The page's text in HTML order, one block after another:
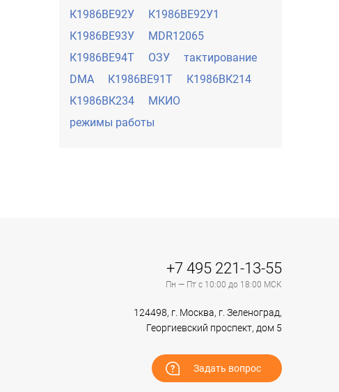
К1986ВЕ92У
К1986ВЕ92У1
К1986ВЕ93У
MDR12065
К1986ВЕ94Т
ОЗУ
тактирование
DMA
К1986ВЕ91Т
К1986ВК214
К1986ВК234
МКИО
режимы работы
+7 495 221-13-55
Пн — Пт с 10:00 до 18:00 МСК
124498, г. Москва, г. Зеленоград,
Георгиевский проспект, дом 5
Задать вопрос